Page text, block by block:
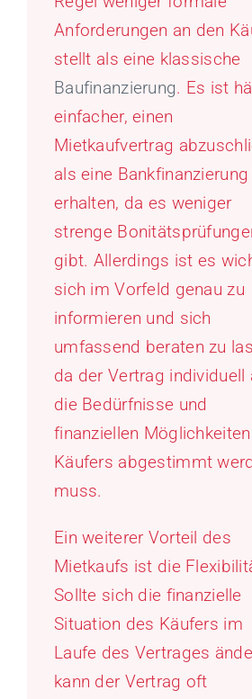
Anforderungen an den
stellt als eine klassische
Baufinanzierung. Es ist
einfacher, einen
Mietkaufvertrag
als eine Bankfinanzierung
erhalten, da es weniger
strenge
gibt. Allerdings ist es
sich im Vorfeld genau zu
informieren und sich
umfassend beraten zu
da der Vertrag individuell
die Bedürfnisse und
finanziellen
Käufers abgestimmt
muss.
Ein weiterer Vorteil des
Mietkaufs ist die
Sollte sich die finanzielle
Situation des Käufers im
Laufe des Vertrages
kann der Vertrag oft